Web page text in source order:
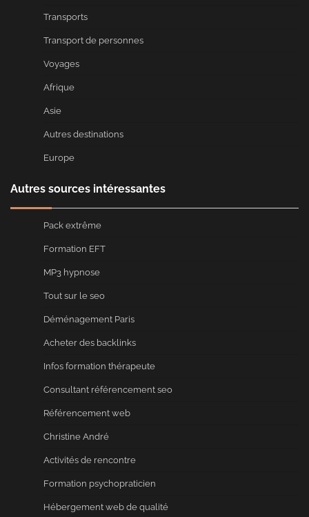
Transports
Transport de personnes
Voyages
Afrique
Asie
Autres destinations
Europe
Autres sources intéressantes
Pack extrême
Formation EFT
MP3 hypnose
Tout sur le seo
Déménagement Paris
Acheter des backlinks
Infos formation thérapeute
Consultant référencement seo
Référencement web
Christine André
Activités de rencontre
Formation psychopraticien
Hébergement web de qualité